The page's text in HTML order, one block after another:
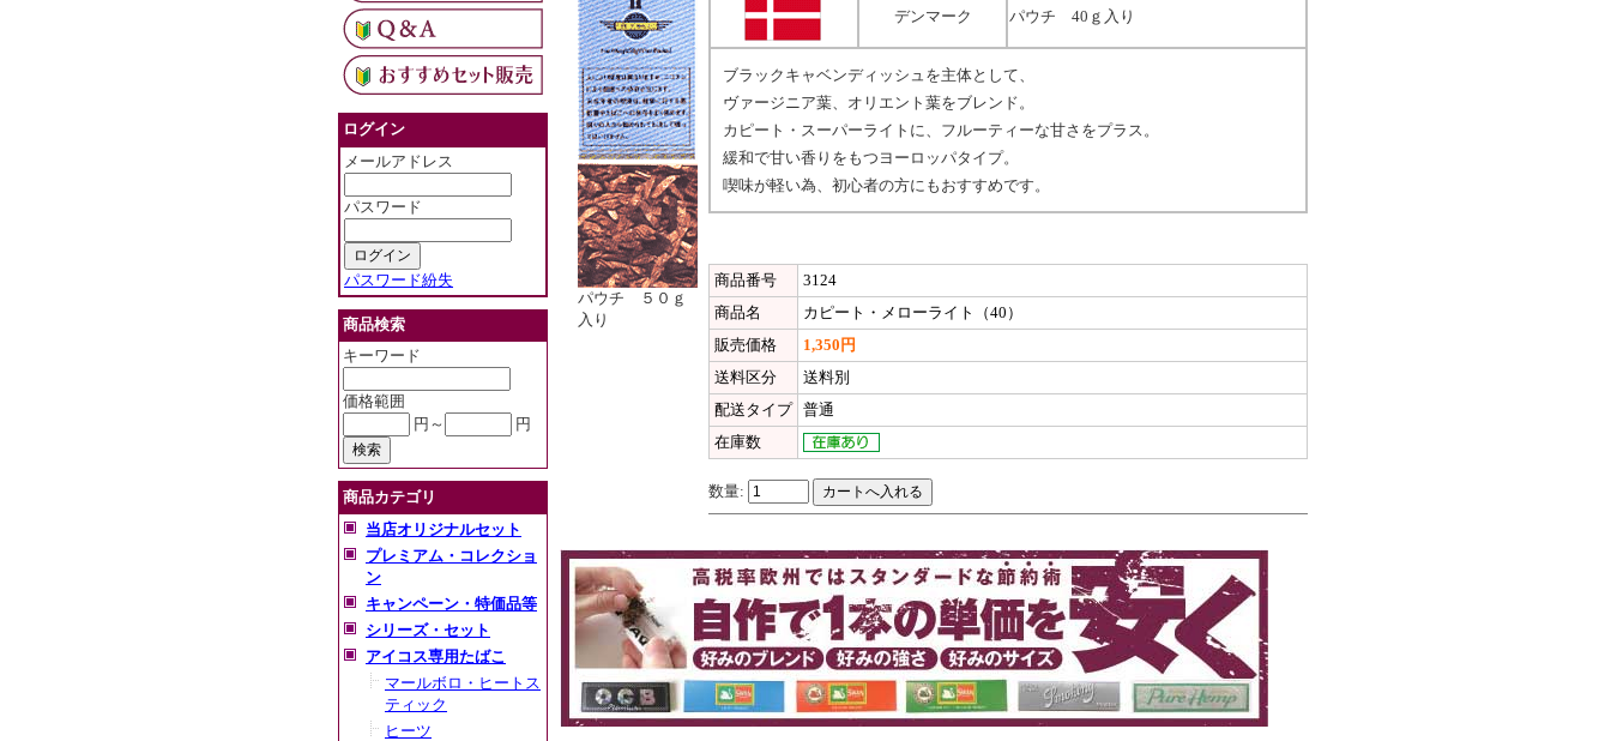
ログイン
メールアドレス
パスワード
パスワード紛失
商品検索
キーワード
価格範囲
円～
円
商品カテゴリ
当店オリジナルセット
プレミアム・コレクショ
ン
キャンペーン・特価品等
シリーズ・セット
アイコス専用たばこ
マールボロ・ヒートス
ティック
ヒーツ
パウチ ５０ｇ
入り
デンマーク パウチ 40ｇ入り
ブラックキャベンディッシュを主体として、
ヴァージニア葉、オリエント葉をブレンド。
カピート・スーパーライトに、フルーティーな甘さをプラス。
緩和で甘い香りをもつヨーロッパタイプ。
喫味が軽い為、初心者の方にもおすすめです。
商品番号
3124
商品名
カピート・メローライト（40）
販売価格
1,350円
送料区分
送料別
配送タイプ 普通
在庫数
数量: